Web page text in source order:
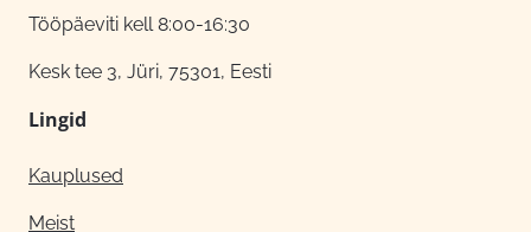
Tööpäeviti kell 8:00-16:30
Kesk tee 3, Jüri, 75301, Eesti
Lingid
Kauplused
Meist